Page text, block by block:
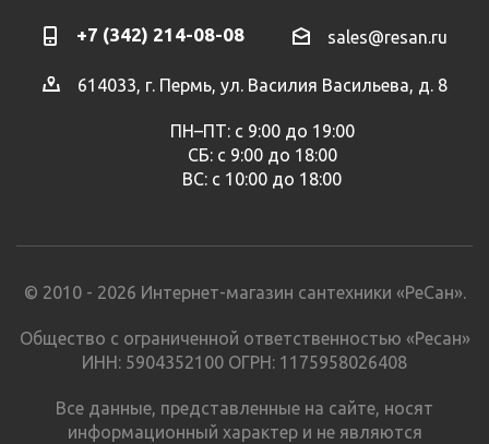
+7 (342) 214-08-08 sales@resan.ru
614033, г. Пермь, ул. Василия Васильева, д. 8
ПН–ПТ: с 9:00 до 19:00
СБ: с 9:00 до 18:00
ВС: с 10:00 до 18:00
© 2010 - 2026 Интернет-магазин сантехники «РеСан».
Общество с ограниченной ответственностью «Ресан»
ИНН: 5904352100 ОГРН: 1175958026408
Все данные, представленные на сайте, носят
информационный характер и не являются